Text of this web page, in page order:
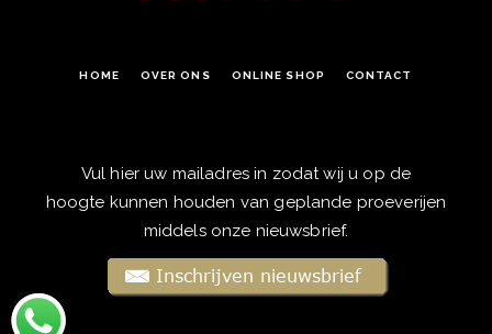
HOME OVER ONS ONLINE SHOP CONTACT
Vul hier uw mailadres in zodat wij u op de
hoogte kunnen houden van geplande proeverijen
middels onze nieuwsbrief.